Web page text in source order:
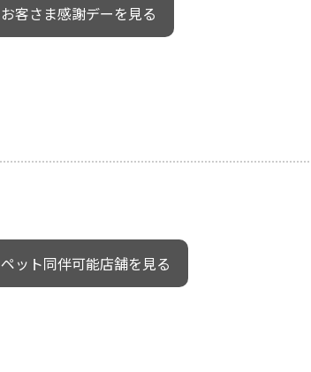
お客さま感謝デーを見る
ペット同伴可能店舗を見る